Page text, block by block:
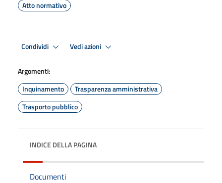
Atto normativo
Condividi Vedi azioni
Argomenti:
Inquinamento
Trasparenza amministrativa
Trasporto pubblico
INDICE DELLA PAGINA
Documenti